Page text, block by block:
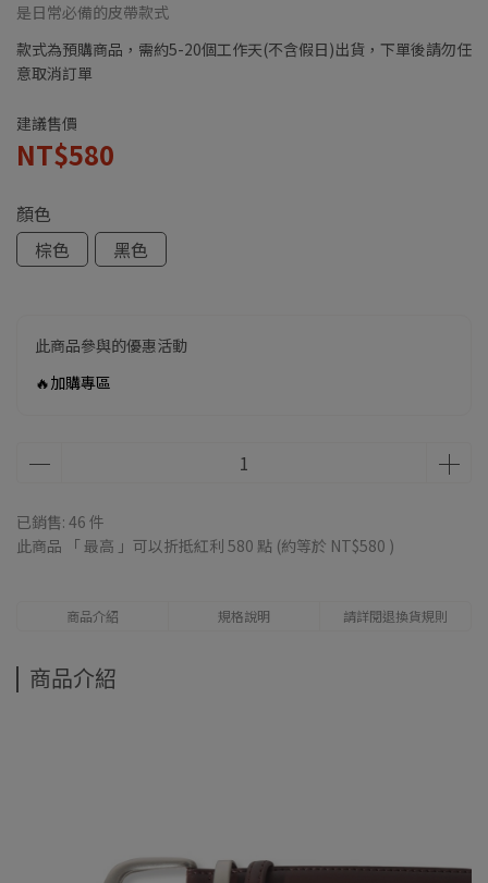
是日常必備的皮帶款式
款式為預購商品，需約5-20個工作天(不含假日)出貨，下單後請勿任
意取消訂單
建議售價
NT$580
顏色
棕色
黑色
此商品參與的優惠活動
🔥加購專區
已銷售: 46 件
此商品 「 最高 」可以折抵紅利 580 點 (約等於 NT$580 )
商品介紹 規格說明 請詳閱退換貨規則
商品介紹